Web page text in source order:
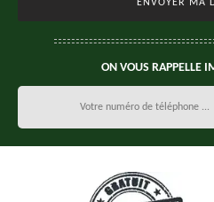
ON VOUS RAPPELLE